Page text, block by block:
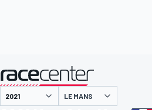
LE MANS